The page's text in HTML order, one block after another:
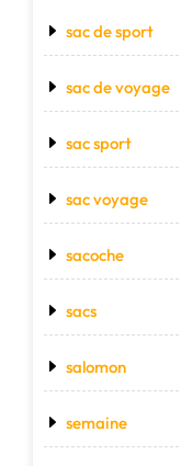
sac de sport
sac de voyage
sac sport
sac voyage
sacoche
sacs
salomon
semaine